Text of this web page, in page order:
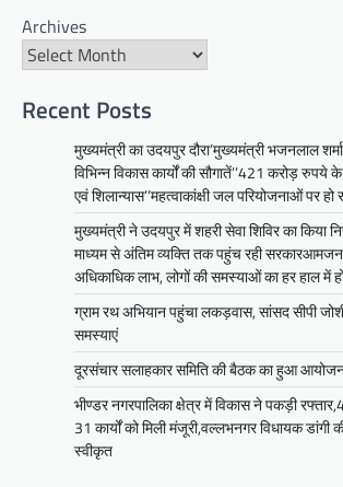
Archives
Recent Posts
मुख्यमंत्री का उदयपुर दौरा’मुख्यमंत्री भजनलाल
विभिन्न विकास कार्यों की सौगातें’’421 करोड़ रुपये के
एवं शिलान्यास’’महत्वाकांक्षी जल परियोजनाओं पर हो
मुख्यमंत्री ने उदयपुर में शहरी सेवा शिविर का किया
माध्यम से अंतिम व्यक्ति तक पहुंच रही सरकारआमजन
अधिकाधिक लाभ, लोगों की समस्याओं का हर हाल में
ग्राम रथ अभियान पहुंचा लकड़वास, सांसद सीपी
समस्याएं
दूरसंचार सलाहकार समिति की बैठक का हुआ
भीण्डर नगरपालिका क्षेत्र में विकास ने पकड़ी
31 कार्यों को मिली मंजूरी,वल्लभनगर विधायक
स्वीकृत
मुख्यमंत्री ने उदयपुर में शहरी
का किया निरीक्षणसेवा
लाभ, लोगों की समस्याओं
समाधान, अधिकारी नहीं
Mewari Khabar June
उदयपुर जयपुर 17 जून। मुख्यमंत्री
बुधवार को उदयपुर प्रवास के दौरान
प्राधिकरण में आयोजित शहरी…
Facebook
Email
Share
सीपी जोशी